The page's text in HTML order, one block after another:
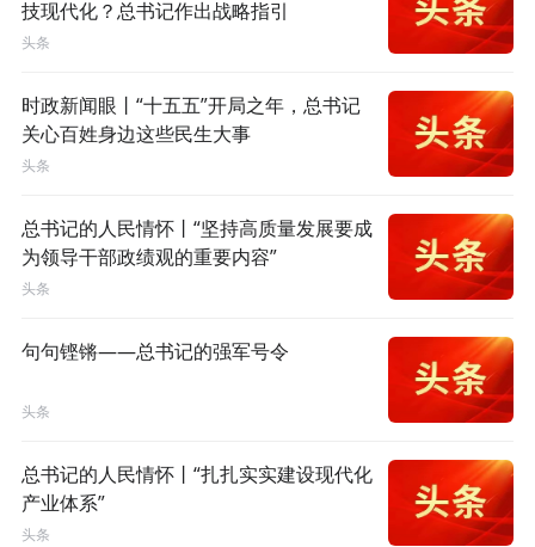
技现代化？总书记作出战略指引
头条
时政新闻眼丨“十五五”开局之年，总书记
关心百姓身边这些民生大事
头条
总书记的人民情怀丨“坚持高质量发展要成
为领导干部政绩观的重要内容”
头条
句句铿锵——总书记的强军号令
头条
总书记的人民情怀丨“扎扎实实建设现代化
产业体系”
头条